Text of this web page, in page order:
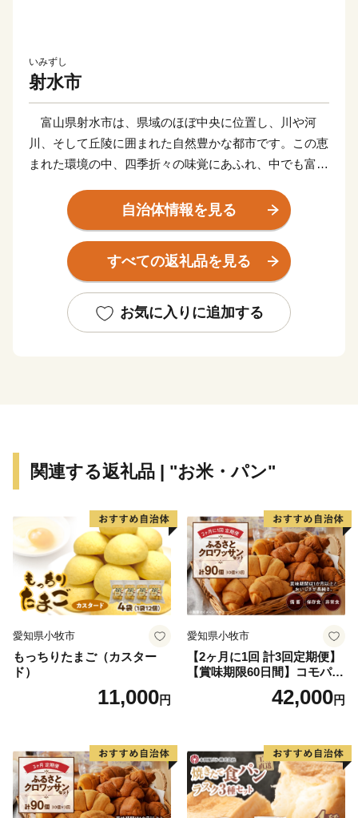
いみずし
射水市
富山県射水市は、県域のほぼ中央に位置し、川や河
川、そして丘陵に囲まれた自然豊かな都市です。この恵
まれた環境の中、四季折々の味覚にあふれ、中でも富山
ビ」等の新鮮な魚介類は全国的にも有名です。
平成27年3月には北陸新幹線が開業し、富山・東京間
を最速2時間8分で結び、射水市へのアクセスも大変良く
なりました。市内には見どころも多く、ベイエリアには
地「海王丸パーク」、周辺を流れる「内川」は、東洋の
ベニスと評価され、映画のロケ地として脚光を浴びてお
自治体情報を見る
すべての返礼品を見る
お気に入りに追加する
関連する返礼品 | "お米・パン"
愛知県小牧市
もっちりたまご（カスター
ド）
11,000円
愛知県小牧市
【2ヶ月に1回 計3回定期便】
【賞味期限60日間】コモパ
ン ふるさとクロワッサンセ
ット（計90個）／災害用備蓄
42,000円